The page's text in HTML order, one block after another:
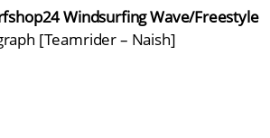
Windsurfing Wave/Freestyle
[Teamrider – Naish]